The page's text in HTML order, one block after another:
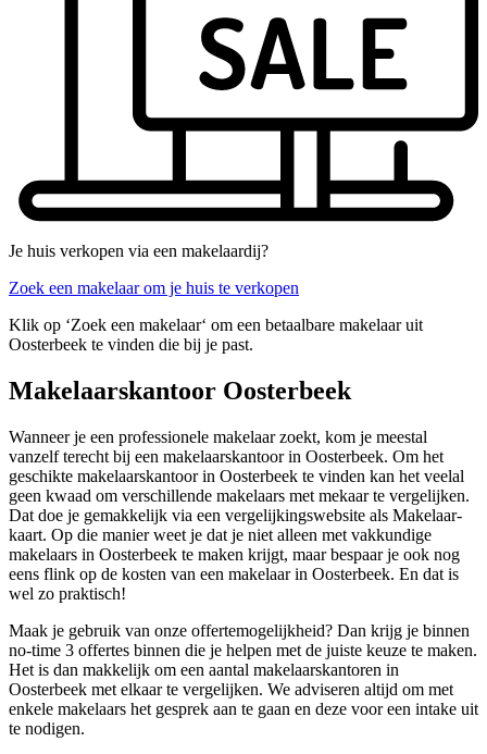
Je huis verkopen via een makelaardij?
Zoek een makelaar om je huis te verkopen
Klik op ‘Zoek een makelaar‘ om een betaalbare makelaar uit
Oosterbeek te vinden die bij je past.
Makelaarskantoor Oosterbeek
Wanneer je een professionele makelaar zoekt, kom je meestal
vanzelf terecht bij een makelaarskantoor in Oosterbeek. Om het
geschikte makelaarskantoor in Oosterbeek te vinden kan het veelal
geen kwaad om verschillende makelaars met mekaar te vergelijken.
Dat doe je gemakkelijk via een vergelijkingswebsite als Makelaar-
kaart. Op die manier weet je dat je niet alleen met vakkundige
makelaars in Oosterbeek te maken krijgt, maar bespaar je ook nog
eens flink op de kosten van een makelaar in Oosterbeek. En dat is
wel zo praktisch!
Maak je gebruik van onze offertemogelijkheid? Dan krijg je binnen
no-time 3 offertes binnen die je helpen met de juiste keuze te maken.
Het is dan makkelijk om een aantal makelaarskantoren in
Oosterbeek met elkaar te vergelijken. We adviseren altijd om met
enkele makelaars het gesprek aan te gaan en deze voor een intake uit
te nodigen.